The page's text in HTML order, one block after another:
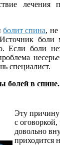
лечения
болит спина, не
боли
Если боли
специалист.
болей в спине.
Эту
с оговоркой,
довольно
приходится